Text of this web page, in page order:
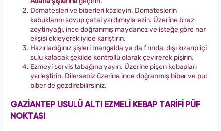
Domatesleri ve biberleri közleyin. Domateslerin
kabuklarını soyup çatal yardımıyla ezin. Üzerine biraz
zeytinyağı, ince doğranmış maydanoz ve isteğe göre nar
ekşisi ekleyerek iyice karıştırın.
Hazırladığınız şişleri mangalda ya da fırında, dışı kızarıp içi
sulu kalacak şekilde kontrollü olarak çevirerek pişirin.
Ezmeyi servis tabağına yayın. Üzerine pişen kebapları
yerleştirin. Dilerseniz üzerine ince doğranmış biber ve pul
biber de gezdirebilirsiniz.
GAZİANTEP USULÜ ALTI EZMELİ KEBAP TARİFİ PÜF
NOKTASI